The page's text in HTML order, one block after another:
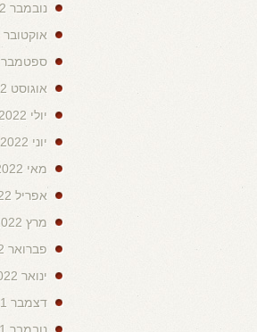
נובמבר 2022
אוקטובר 2022
ספטמבר 2022
אוגוסט 2022
יולי 2022
יוני 2022
מאי 2022
אפריל 2022
מרץ 2022
פברואר 2022
ינואר 2022
דצמבר 2021